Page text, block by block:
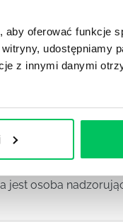
oferować funkcje
udostępniamy
z innymi danymi
zespołów
z realizacją
nie będzie w
jest osoba